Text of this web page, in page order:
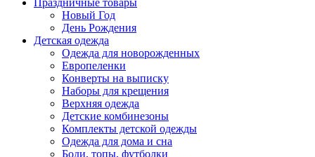
Праздничные товары
Новый Год
День Рождения
Детская одежда
Одежда для новорожденных
Европеленки
Конверты на выписку
Наборы для крещения
Верхняя одежда
Детские комбинезоны
Комплекты детской одежды
Одежда для дома и сна
Боди, топы, футболки